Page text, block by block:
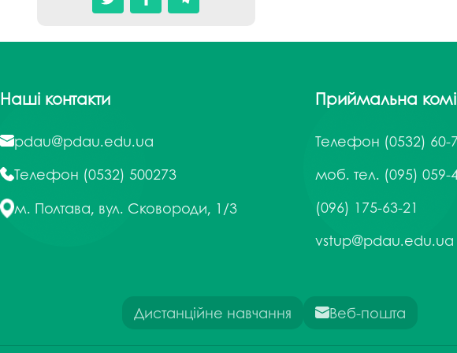
Наші контакти
pdau@pdau.edu.ua
Телефон (0532) 500273
м. Полтава, вул. Сковороди, 1/3
Дистанційне навчання
Приймальна
Телефон (0532) 60-
моб. тел. (095) 059-
(096) 175-63-21
vstup@pdau.edu.ua
Веб-пошта